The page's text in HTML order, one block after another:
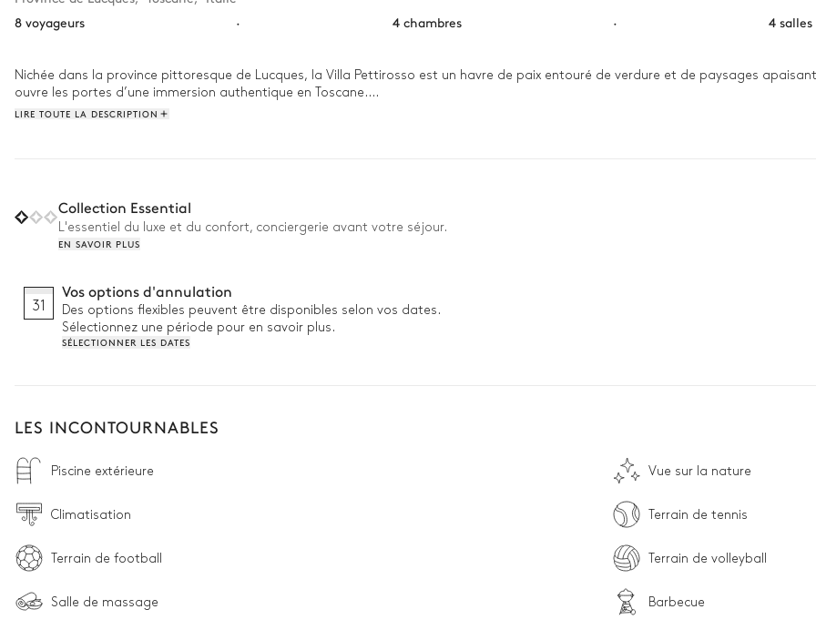
8 voyageurs
· 4 chambres · 4
Nichée dans la province pittoresque de Lucques, la Villa Pettirosso est un havre de paix entouré de verdure et de paysages
ouvre les portes d’une immersion authentique en Toscane.
LIRE TOUTE LA DESCRIPTION
Collection Essential
L'essentiel du luxe et du confort, conciergerie avant votre séjour.
EN SAVOIR PLUS
31
Vos options d'annulation
Des options flexibles peuvent être disponibles selon vos dates.
Sélectionnez une période pour en savoir plus.
SÉLECTIONNER LES DATES
LES INCONTOURNABLES
Piscine extérieure Vue sur la nature
Climatisation Terrain de tennis
Terrain de football Terrain de volleyball
Salle de massage Barbecue